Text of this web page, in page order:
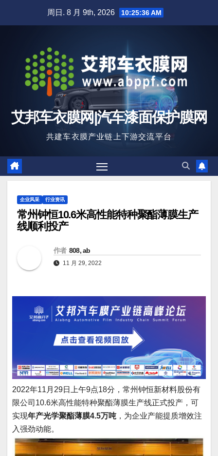
周日. 8 月 9th, 2026 10:25:37 AM
艾邦车衣膜网|汽车漆面保护膜网
共建车衣膜产业链上下游交流平台
企业风采 行业资讯
常州钟恒10.6米高性能特种聚酯薄膜生产
线顺利投产
作者 808, ab
11 月 29, 2022
2022年11月29日上午9点18分，常州钟恒新材料股份有
限公司10.6米高性能特种聚酯薄膜生产线正式投产，可
实现年产光学聚酯薄膜4.5万吨 ，为企业产能提质增效注
入强劲动能。